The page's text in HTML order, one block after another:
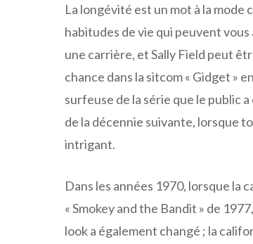
La longévité est un mot à la
habitudes de vie qui peuvent
une carrière, et Sally Field peut
chance dans la sitcom « Gidget »
surfeuse de la série que le public
de la décennie suivante, lorsque
intrigant.
Dans les années 1970, lorsque la
« Smokey and the Bandit » de
look a également changé ; la